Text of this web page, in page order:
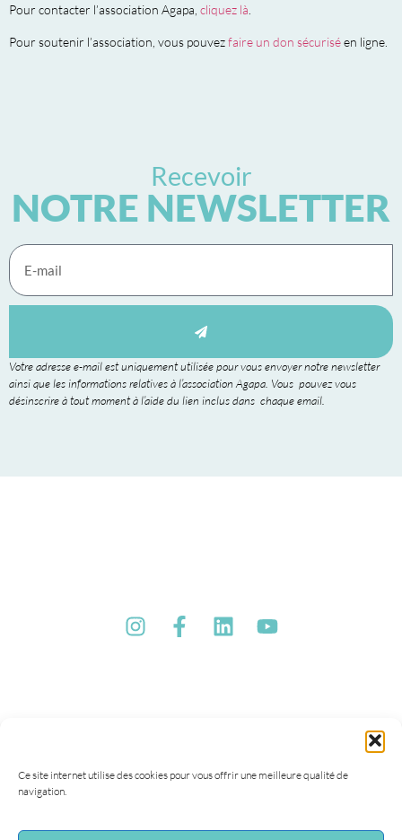
Ce site internet utilise des cookies pour vous offrir une meilleure qualité de
navigation.
Pour contacter l’association Agapa, cliquez là
Pour soutenir l’association, vous pouvezfaire un don sécuriséen ligne.
Recevoir
NOTRE NEWSLETTER
Votre adresse e-mail est uniquement utilisée pour vous envoyer notre newsletter
ainsi que les informations relatives à l’association Agapa. Vous pouvez vous
désinscrire à tout moment à l’aide du lien inclus dans chaque email.